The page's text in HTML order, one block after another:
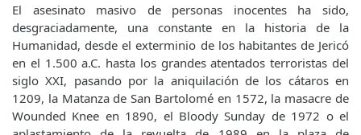
El asesinato masivo de personas inocentes ha sido,
desgraciadamente, una constante en la historia de la
Humanidad, desde el exterminio de los habitantes de Jericó
en el 1.500 a.C. hasta los grandes atentados terroristas del
siglo XXI, pasando por la aniquilación de los cátaros en
1209, la Matanza de San Bartolomé en 1572, la masacre de
Wounded Knee en 1890, el Bloody Sunday de 1972 o el